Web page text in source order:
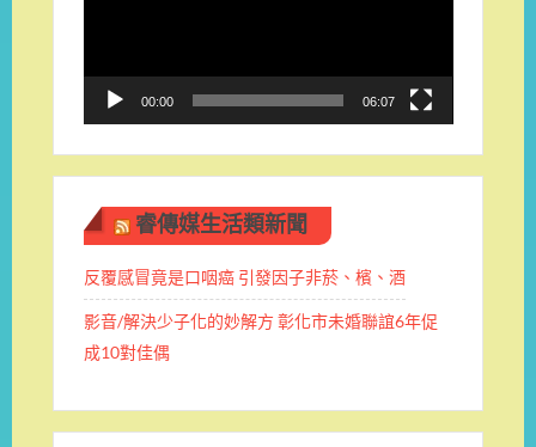
00:00 06:07
睿傳媒生活類新聞
反覆感冒竟是口咽癌 引發因子非菸、檳、酒
影音/解決少子化的妙解方 彰化市未婚聯誼6年促
成10對佳偶